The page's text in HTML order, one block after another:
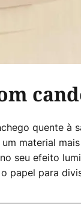
quente à
material
seu efeito
papel para